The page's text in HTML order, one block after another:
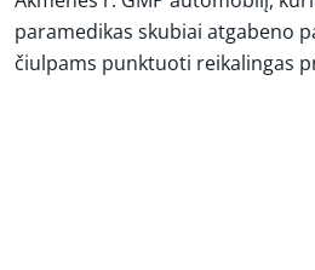
paramedikas skubiai atgabeno
čiulpams punktuoti reikalingas